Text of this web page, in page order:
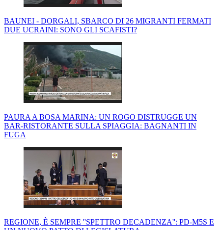
BAUNEI - DORGALI, SBARCO DI 26 MIGRANTI FERMATI
DUE UCRAINI: SONO GLI SCAFISTI?
PAURA A BOSA MARINA: UN ROGO DISTRUGGE UN
BAR-RISTORANTE SULLA SPIAGGIA: BAGNANTI IN
FUGA
REGIONE, È SEMPRE ''SPETTRO DECADENZA'': PD-M5S E